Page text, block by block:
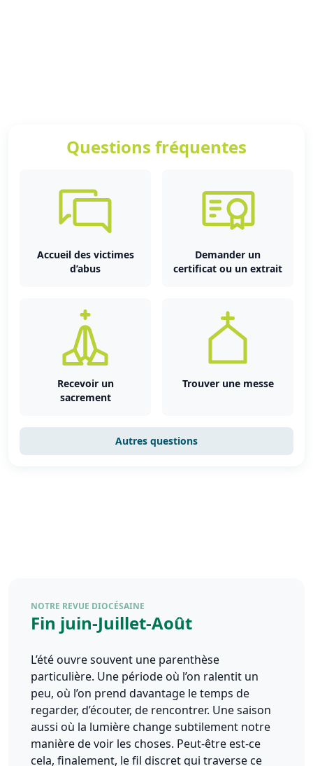
Questions fréquentes
Accueil des victimes
d’abus
Demander un
certificat ou un extrait
Recevoir un
sacrement
Trouver une messe
Autres questions
NOTRE REVUE DIOCÉSAINE
Fin juin-Juillet-Août
L’été ouvre souvent une parenthèse
particulière. Une période où l’on ralentit un
peu, où l’on prend davantage le temps de
regarder, d’écouter, de rencontrer. Une saison
aussi où la lumière change subtilement notre
manière de voir les choses. Peut-être est-ce
cela, finalement, le fil discret qui traverse ce